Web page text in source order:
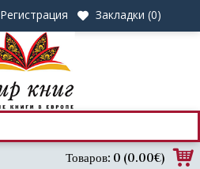
Регистрация Закладки (0)
Товаров: 0 (0.00€)